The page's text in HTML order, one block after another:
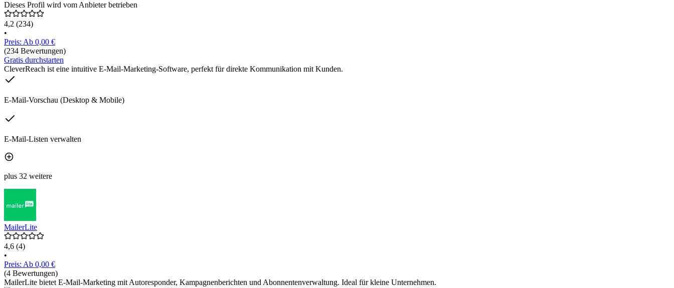
Dieses Profil wird vom Anbieter betrieben
4,2 (234)
•
Preis: Ab 0,00 €
(234 Bewertungen)
Gratis durchstarten
CleverReach ist eine intuitive E-Mail-Marketing-Software, perfekt für direkte Kommunikation mit Kunden.
E-Mail-Vorschau (Desktop & Mobile)
E-Mail-Listen verwalten
plus 32 weitere
MailerLite
4,6 (4)
•
Preis: Ab 0,00 €
(4 Bewertungen)
MailerLite bietet E-Mail-Marketing mit Autoresponder, Kampagnenberichten und Abonnentenverwaltung. Ideal für kleine Unternehmen.